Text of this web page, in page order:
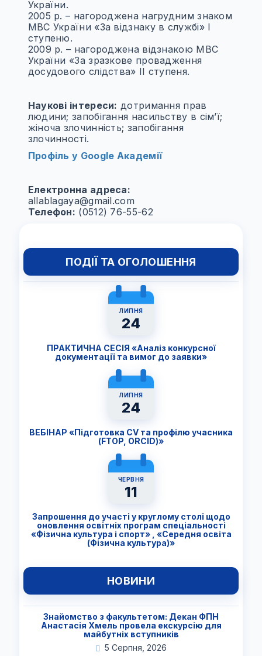
України.
2005 р. – нагороджена нагрудним знаком
МВС України «За відзнаку в службі» І
ступеню.
2009 р. – нагороджена відзнакою МВС
України «За зразкове провадження
досудового слідства» ІІ ступеня.
Наукові інтереси: дотримання прав
людини; запобігання насильству в сім’ї;
жіноча злочинність; запобігання
злочинності.
Профіль у Google Академії
Електронна адреса:
allablagaya@gmail.com
Телефон: (0512) 76-55-62
ПОДІЇ ТА ОГОЛОШЕННЯ
ЛИПНЯ
24
ПРАКТИЧНА СЕСІЯ «Аналіз конкурсної
документації та вимог до заявки»
ЛИПНЯ
24
ВЕБІНАР «Підготовка CV та профілю учасника
(FTОP, ORCID)»
ЧЕРВНЯ
11
Запрошення до участі у круглому столі щодо
оновлення освітніх програм спеціальності
«Фізична культура і спорт» , «Середня освіта
(Фізична культура)»
НОВИНИ
Знайомство з факультетом: Декан ФПН
Анастасія Хмель провела екскурсію для
майбутніх вступників
5 Серпня, 2026